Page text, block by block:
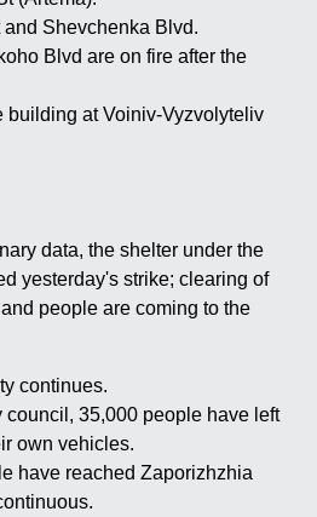
Shevchenka Blvd.
Blvd are on fire after the
building at Voiniv-Vyzvolyteliv
data, the shelter under the
yesterday's strike; clearing of
people are coming to the
continues.
council, 35,000 people have left
own vehicles.
have reached Zaporizhzhia